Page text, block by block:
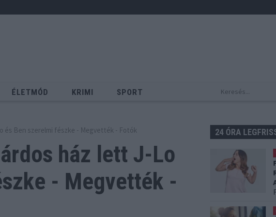
ÉLETMÓD KRIMI SPORT
és Ben szerelmi fészke - Megvették - Fotók
ház lett J-Lo
- Megvették -
24 ÓRA